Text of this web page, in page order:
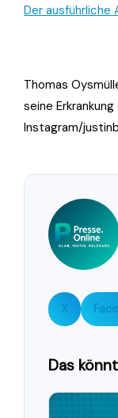
Der ausführliche
Thomas
seine
Instagram/
X
Das